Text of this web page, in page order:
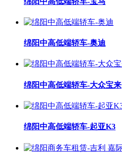
绵阳中高低端轿车-奥迪
绵阳中高低端轿车-大众宝来
绵阳中高低端轿车-起亚K3